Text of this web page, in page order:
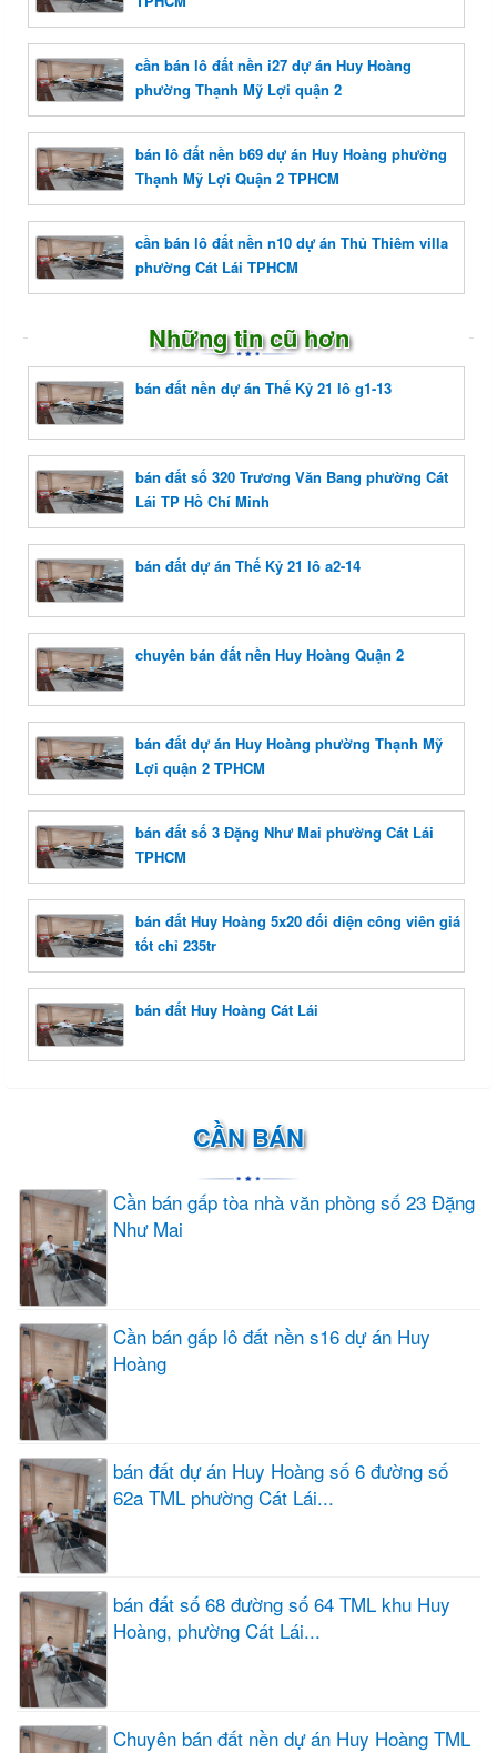
cần bán lô đất nền i27 dự án Huy Hoàng
phường Thạnh Mỹ Lợi quận 2
bán lô đất nền b69 dự án Huy Hoàng phường
Thạnh Mỹ Lợi Quận 2 TPHCM
cần bán lô đất nền n10 dự án Thủ Thiêm villa
phường Cát Lái TPHCM
Những tin cũ hơn
bán đất nền dự án Thế Kỷ 21 lô g1-13
bán đất số 320 Trương Văn Bang phường Cát
Lái TP Hồ Chí Minh
bán đất dự án Thế Kỷ 21 lô a2-14
chuyên bán đất nền Huy Hoàng Quận 2
bán đất dự án Huy Hoàng phường Thạnh Mỹ
Lợi quận 2 TPHCM
bán đất số 3 Đặng Như Mai phường Cát Lái
TPHCM
bán đất Huy Hoàng 5x20 đối diện công viên giá
tốt chỉ 235tr
bán đất Huy Hoàng Cát Lái
CẦN BÁN
Cần bán gấp tòa nhà văn phòng số 23 Đặng
Như Mai
Cần bán gấp lô đất nền s16 dự án Huy
Hoàng
bán đất dự án Huy Hoàng số 6 đường số
62a TML phường Cát Lái...
bán đất số 68 đường số 64 TML khu Huy
Hoàng, phường Cát Lái...
Chuyên bán đất nền dự án Huy Hoàng TML